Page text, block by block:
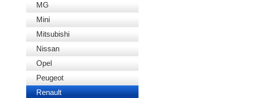
MG
Mini
Mitsubishi
Nissan
Opel
Peugeot
Renault